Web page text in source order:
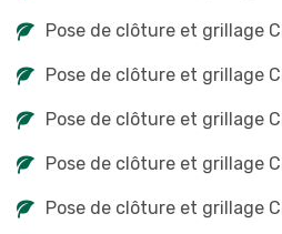
Pose de clôture et grillage
Pose de clôture et grillage
Pose de clôture et grillage
Pose de clôture et grillage
Pose de clôture et grillage